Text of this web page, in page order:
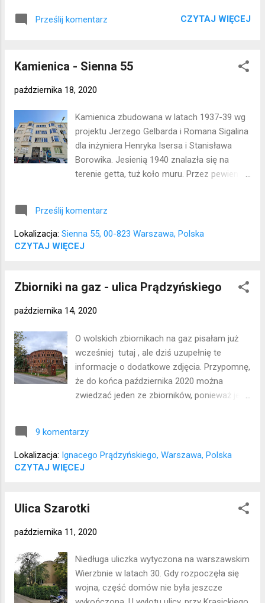
Niestety trudno zrobić im zdjęcia, bo chroni
Prześlij komentarz CZYTAJ WIĘCEJ
Kamienica - Sienna 55
października 18, 2020
Kamienica zbudowana w latach 1937-39 wg
projektu Jerzego Gelbarda i Romana Sigalina
dla inżyniera Henryka Isersa i Stanisława
Borowika. Jesienią 1940 znalazła się na
terenie getta, tuż koło muru. Przez pewien
czasie powstania kwatera jednego z
plutonów Kompanii "Chrobry II". Kamienicę w
ostatnich latach wyremontowano.
Prześlij komentarz
Lokalizacja: Sienna 55, 00-823 Warszawa, Polska
CZYTAJ WIĘCEJ
Zbiorniki na gaz - ulica Prądzyńskiego
października 14, 2020
O wolskich zbiornikach na gaz pisałam już
wcześniej tutaj , ale dziś uzupełnię te
informacje o dodatkowe zdjęcia. Przypomnę,
że do końca października 2020 można
zwiedzać jeden ze zbiorników, ponieważ jest
trafiłam tam dzisiaj w pochmurną pogodę,
warto może poczekać na promienie słońca -
wtedy wnętrza są na pewno pięknie
9 komentarzy
Lokalizacja: Ignacego Prądzyńskiego, Warszawa, Polska
CZYTAJ WIĘCEJ
Ulica Szarotki
października 11, 2020
Niedługa uliczka wytyczona na warszawskim
Wierzbnie w latach 30. Gdy rozpoczęła się
wojna, część domów nie była jeszcze